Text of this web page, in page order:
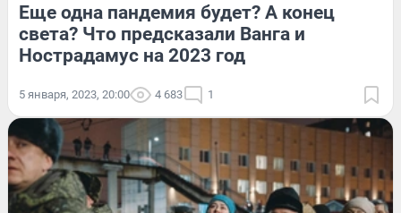
Еще одна пандемия будет? А конец
света? Что предсказали Ванга и
Нострадамус на 2023 год
5 января, 2023, 20:00 4 683 1